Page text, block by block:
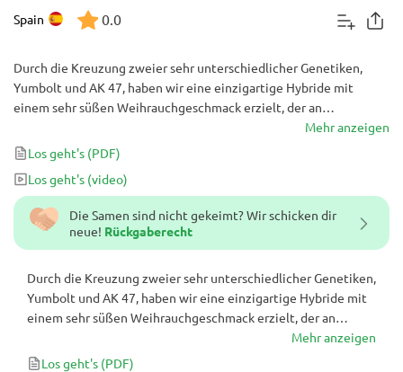
Spain 0.0
Die Samen sind nicht gekeimt? Wir schicken dir
neue! Rückgaberecht
Durch die Kreuzung zweier sehr unterschiedlicher Genetiken,
Yumbolt und AK 47, haben wir eine einzigartige Hybride mit
einem sehr süßen Weihrauchgeschmack erzielt, der an
kalifornische Sativas erinnert (woher Yumbolt stammt), aber
mit einer besonderen Wendung, die sie anders macht.
Mehr anzeigen
Los geht's (PDF)
Durch die Kreuzung zweier sehr unterschiedlicher Genetiken,
Yumbolt und AK 47, haben wir eine einzigartige Hybride mit
einem sehr süßen Weihrauchgeschmack erzielt, der an
kalifornische Sativas erinnert (woher Yumbolt stammt), aber mit
einer besonderen Wendung, die sie anders macht.
Mehr anzeigen
Los geht's (PDF)
Los geht's (video)